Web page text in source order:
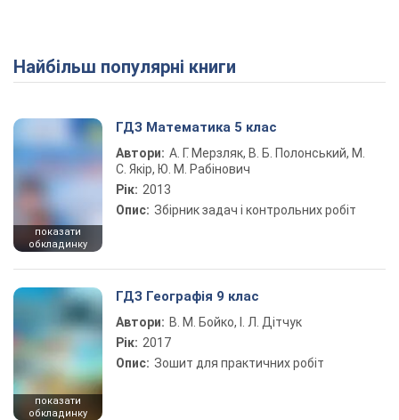
Найбільш популярні книги
показати
обкладинку
ГДЗ Математика 5 клас
Автори: А. Г. Мерзляк, В. Б. Полонський, М.
С. Якір, Ю. М. Рабінович
Рік: 2013
Опис: Збірник задач і контрольних робіт
показати
обкладинку
ГДЗ Географія 9 клас
Автори: В. М. Бойко, І. Л. Дітчук
Рік: 2017
Опис: Зошит для практичних робіт